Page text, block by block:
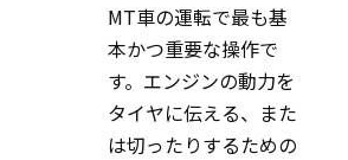
MT車の運転で最も基
本かつ重要な操作で
す。エンジンの動力を
タイヤに伝える、また
は切ったりするための